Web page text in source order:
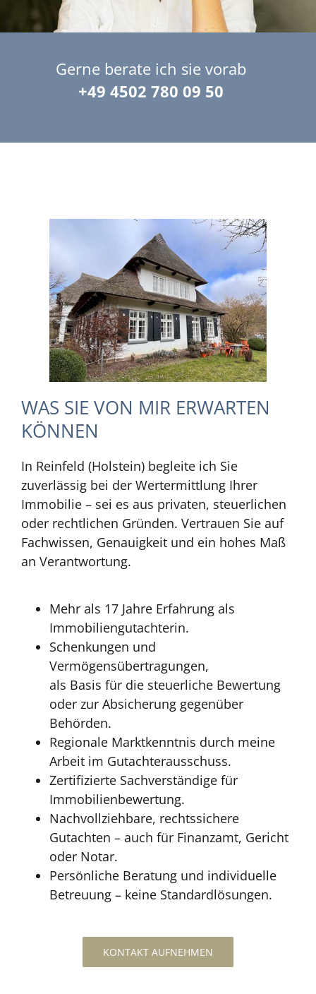
Gerne berate ich sie vorab
+49 4502 780 09 50
WAS SIE VON MIR ERWARTEN
KÖNNEN
In Reinfeld (Holstein) begleite ich Sie
zuverlässig bei der Wertermittlung Ihrer
Immobilie – sei es aus privaten, steuerlichen
oder rechtlichen Gründen. Vertrauen Sie auf
Fachwissen, Genauigkeit und ein hohes Maß
an Verantwortung.
Mehr als 17 Jahre Erfahrung als
Immobiliengutachterin.
Schenkungen und
Vermögensübertragungen,
als Basis für die steuerliche Bewertung
oder zur Absicherung gegenüber
Behörden.
Regionale Marktkenntnis durch meine
Arbeit im Gutachterausschuss.
Zertifizierte Sachverständige für
Immobilienbewertung.
Nachvollziehbare, rechtssichere
Gutachten – auch für Finanzamt, Gericht
oder Notar.
Persönliche Beratung und individuelle
Betreuung – keine Standardlösungen.
KONTAKT AUFNEHMEN